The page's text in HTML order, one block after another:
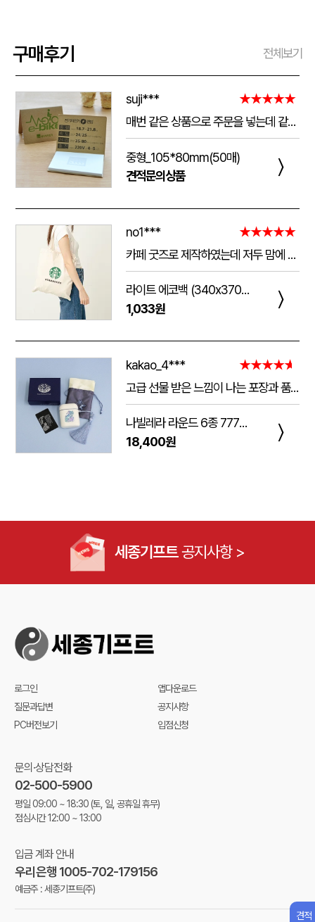
구매후기 전체보기
suji***
★★★★★
매번 같은 상품으로 주문을 넣는데 같은 품질로 받을 수 있어서 좋습니다. 배송 기간도 적당히 잘오는거 같아요. 앞으로도 계속 이용할꺼 같습니다. 지금과 같은 품질로 유지해주세요!!
중형_105*80mm(50매)
견적문의상품
〉
no1***
★★★★★
카페 굿즈로 제작하였는데 저두 맘에 들고 손님들도 맘에 들어하세요. 저두 매일 들고 다니는데 탄탄해서 좋아요.가격도 맘에 들어서 벌써 3번째 주문했어요.진행 과정에 있어서도 상담 직원분들 세심하고 친절하세요.
라이트 에코백 (340x370mm)
1,033원
〉
kakao_4***
★★★★★
고급 선물 받은 느낌이 나는 포장과 품질.
주는 사람도 받는 사람도 만족 스러운 제품 입니다.
다만 아쉬운 점은 조립이 덜되어 있는 것이 간혹 있습니다.
케이스가 빠지는 현상이 좀 있는데, 조립할때 신경써서 해주시면 더 좋은 인상이 남을 것 같습니다.
나빌레라 라운드 6종 777쓰리세븐 손톱깎이 호작도 까치호랑이 네일케어세트
18,400원
〉
세종기프트공지사항 >
로그인
앱다운로드
질문과답변
공지사항
PC버전보기
입점신청
문의·상담전화
02-500-5900
평일 09:00 ~ 18:30(토, 일, 공휴일 휴무)
점심시간 12:00 ~ 13:00
입금 계좌 안내
우리은행 1005-702-179156
예금주 : 세종기프트(주)
견적